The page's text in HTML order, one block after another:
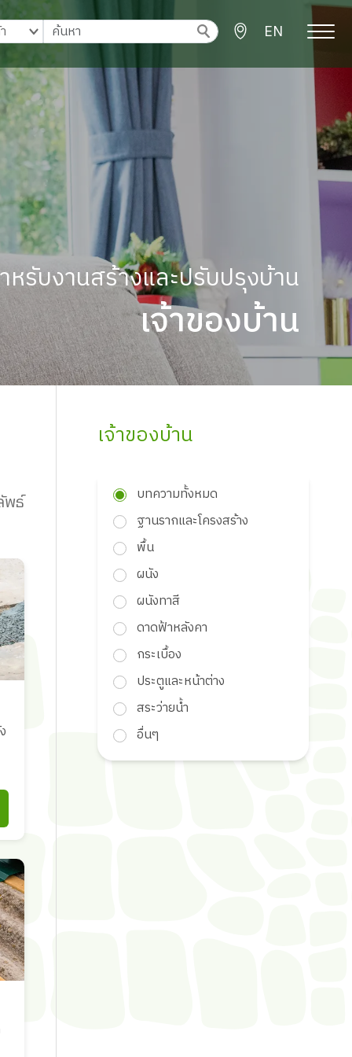
EN
รับงานสร้างและปรับปรุงบ้าน
เจ้าของบ้าน
พธ์
เจ้าของบ้าน
บทความทั้งหมด
ฐานรากและโครงสร้าง
พื้น
ผนัง
ผนังทาสี
ดาดฟ้าหลังคา
กระเบื้อง
ประตูและหน้าต่าง
สระว่ายน้ำ
อื่นๆ